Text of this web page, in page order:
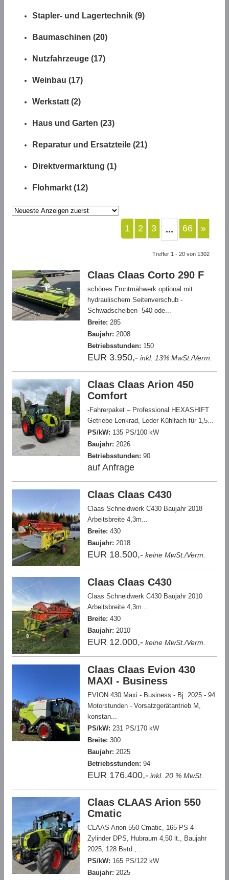
Stapler- und Lagertechnik (9)
Baumaschinen (20)
Nutzfahrzeuge (17)
Weinbau (17)
Werkstatt (2)
Haus und Garten (23)
Reparatur und Ersatzteile (21)
Direktvermarktung (1)
Flohmarkt (12)
1 2 3 ... 66 »
Treffer 1 - 20 von 1302
Claas Claas Corto 290 F
schönes Frontmähwerk optional mit
hydraulischem Seitenverschub -
Schwadscheiben -540 ode...
Breite: 285
Baujahr: 2008
Betriebsstunden: 150
EUR 3.950,- inkl. 13% MwSt./Verm.
Claas Claas Arion 450
Comfort
-Fahrerpaket – Professional HEXASHIFT
Getriebe Lenkrad, Leder Kühlfach für 1,5...
PS/kW: 135 PS/100 kW
Baujahr: 2026
Betriebsstunden: 90
auf Anfrage
Claas Claas C430
Claas Schneidwerk C430 Baujahr 2018
Arbeitsbreite 4,3m...
Breite: 430
Baujahr: 2018
EUR 18.500,- keine MwSt./Verm.
Claas Claas C430
Claas Schneidwerk C430 Baujahr 2010
Arbeitsbreite 4,3m...
Breite: 430
Baujahr: 2010
EUR 12.000,- keine MwSt./Verm.
Claas Claas Evion 430
MAXI - Business
EVION 430 Maxi - Business - Bj. 2025 - 94
Motorstunden - Vorsatzgerätantrieb M,
konstan...
PS/kW: 231 PS/170 kW
Breite: 300
Baujahr: 2025
Betriebsstunden: 94
EUR 176.400,- inkl. 20 % MwSt.
Claas CLAAS Arion 550
Cmatic
CLAAS Arion 550 Cmatic, 165 PS 4-
Zylinder DPS, Hubraum 4,50 lt., Baujahr
2025, 128 Bstd.,...
PS/kW: 165 PS/122 kW
Baujahr: 2025